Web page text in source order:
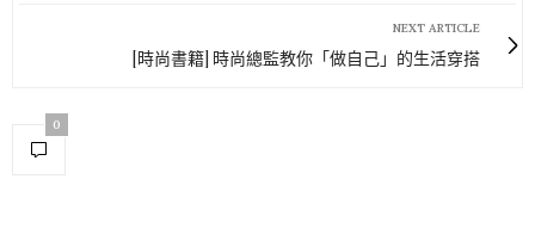
NEXT ARTICLE
[時尚書籍] 時尚總監教你「做自己」的生活穿搭
0